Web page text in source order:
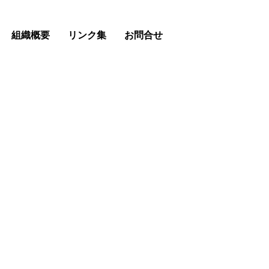
組織概要 リンク集 お問合せ